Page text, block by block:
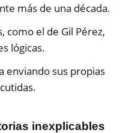
más de una década.
como el de Gil Pérez,
lógicas.
enviando sus propias
inexplicables